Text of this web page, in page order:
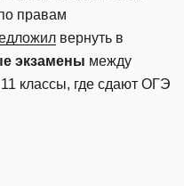
правам
вернуть в
экзамены между
классы, где сдают ОГЭ